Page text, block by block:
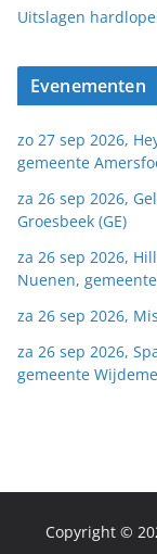
Uitslagen
Evenementen
zo 27 sep 2026,
gemeente
za 26 sep 2026,
Groesbeek (GE)
za 26 sep 2026,
Nuenen,
za 26 sep 2026,
za 26 sep 2026,
gemeente
Copyright ©